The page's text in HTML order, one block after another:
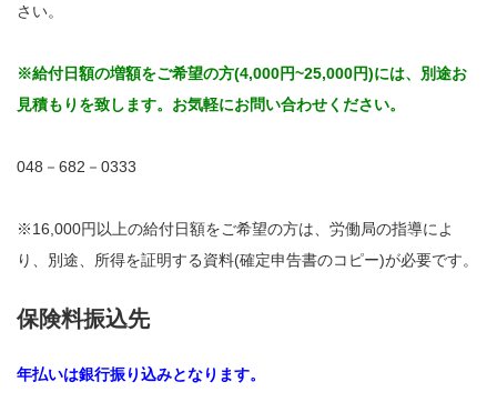
さい。
※給付日額の増額をご希望の方(4,000円~25,000円)には、別途お
見積もりを致します。お気軽にお問い合わせください。
048－682－0333
※16,000円以上の給付日額をご希望の方は、労働局の指導によ
り、別途、所得を証明する資料(確定申告書のコピー)が必要です。
保険料振込先
年払いは銀行振り込みとなります。